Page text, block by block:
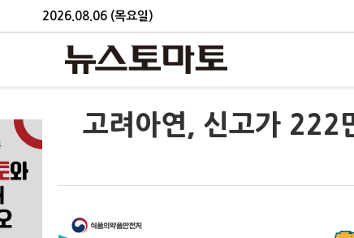
2026.08.06 (목요일)
고려아연, 신고가 222